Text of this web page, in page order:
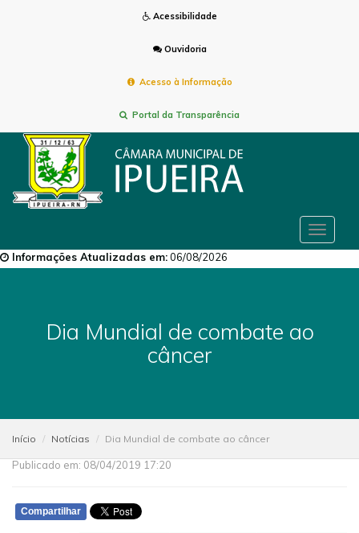
Acessibilidade
Ouvidoria
Acesso à Informação
Portal da Transparência
Toggle
Informações Atualizadas em:06/08/2026
Dia Mundial de combate ao
câncer
Início Notícias Dia Mundial de combate ao câncer
Publicado em: 08/04/2019 17:20
Compartilhar